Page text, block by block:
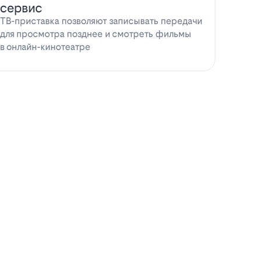
сервис
ТВ-приставка позволяют записывать передачи
для просмотра позднее и смотреть фильмы
в онлайн-кинотеатре